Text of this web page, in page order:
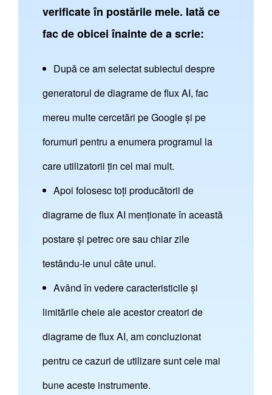
verificate în postările mele. Iată ce
fac de obicei înainte de a scrie:
După ce am selectat subiectul despre
generatorul de diagrame de flux AI, fac
mereu multe cercetări pe Google și pe
forumuri pentru a enumera programul la
care utilizatorii țin cel mai mult.
Apoi folosesc toți producătorii de
diagrame de flux AI menționate în această
postare și petrec ore sau chiar zile
testându-le unul câte unul.
Având în vedere caracteristicile și
limitările cheie ale acestor creatori de
diagrame de flux AI, am concluzionat
pentru ce cazuri de utilizare sunt cele mai
bune aceste instrumente.